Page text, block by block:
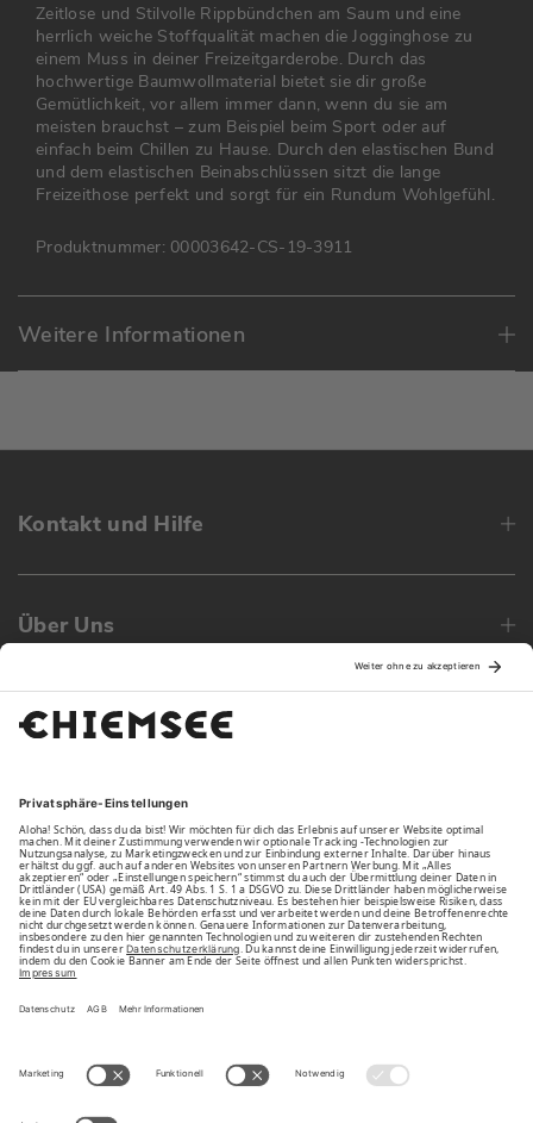
Zeitlose und Stilvolle Rippbündchen am Saum und eine
herrlich weiche Stoffqualität machen die Jogginghose zu
einem Muss in deiner Freizeitgarderobe. Durch das
hochwertige Baumwollmaterial bietet sie dir große
Gemütlichkeit, vor allem immer dann, wenn du sie am
meisten brauchst – zum Beispiel beim Sport oder auf
einfach beim Chillen zu Hause. Durch den elastischen Bund
und dem elastischen Beinabschlüssen sitzt die lange
Freizeithose perfekt und sorgt für ein Rundum Wohlgefühl.
Produktnummer: 00003642-CS-19-3911
Weitere Informationen
Kontakt und Hilfe
Über Uns
Family
Unsere Vorteile
Unsere Partner